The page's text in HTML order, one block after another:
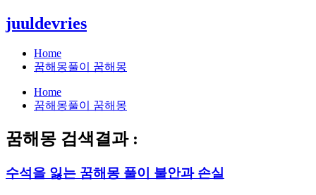
콘
텐
juuldevries
Home
꿈해몽풀이 꿈해몽
Home
꿈해몽풀이 꿈해몽
꿈해몽 검색결과 :
수석을 잃는 꿈해몽 풀이 불안과 손실